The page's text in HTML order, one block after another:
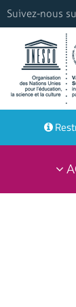
Suivez-nous